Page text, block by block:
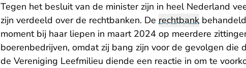
Tegen het besluit van de minister zijn in heel Nederland
zijn verdeeld over de rechtbanken. De rechtbank
moment bij haar liepen in maart 2024 op meerdere
boerenbedrijven, omdat zij bang zijn voor de gevolgen die
de Vereniging Leefmilieu diende een reactie in om te